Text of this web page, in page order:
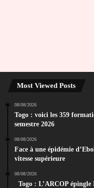
Most Viewed Posts
08/08/2026
Togo : voici les 359
semestre 2026
08/08/2026
Face à une épidémie
vitesse supérieure
08/08/2026
Togo : L’ARCOP